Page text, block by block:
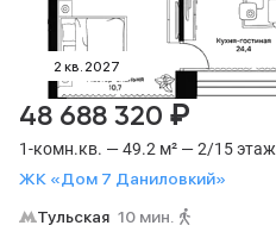
2 кв. 2027
1-комн.кв. — 49.2 м² — 2/15 этаж
ЖК «Дом 7 Даниловкий»
48 688 320 ₽
Тульская 10 мин.